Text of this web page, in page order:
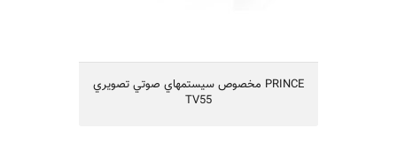
مخصوص سيستمهاي صوتي تصويري PRINCE
TV55